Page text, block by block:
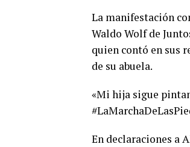
La manifestación
Waldo Wolf de
quien contó en sus
de su abuela.
«Mi hija sigue
En declaraciones a